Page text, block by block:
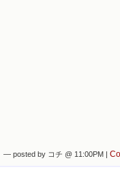
— posted by コチ @ 11:00PM |